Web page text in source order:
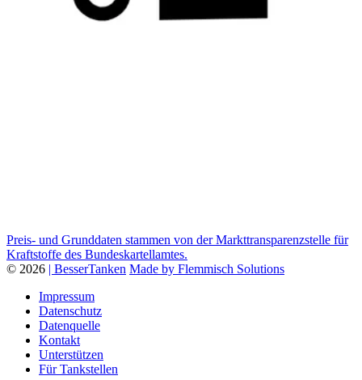
Preis- und Grunddaten stammen von der Markttransparenzstelle für
Kraftstoffe des Bundeskartellamtes.
© 2026 | BesserTanken Made by Flemmisch Solutions
Impressum
Datenschutz
Datenquelle
Kontakt
Unterstützen
Für Tankstellen